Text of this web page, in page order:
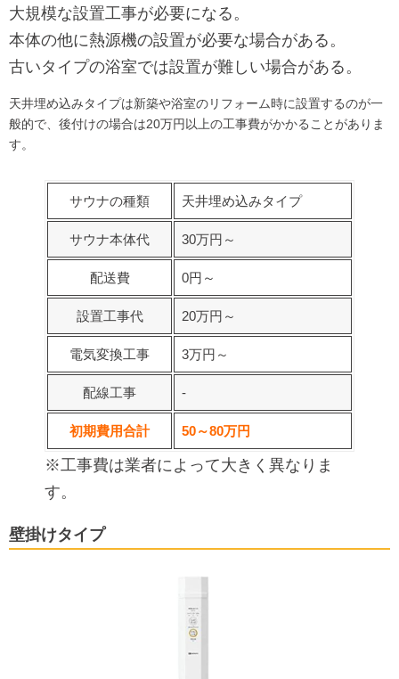
大規模な設置工事が必要になる。
本体の他に熱源機の設置が必要な場合がある。
古いタイプの浴室では設置が難しい場合がある。
天井埋め込みタイプは新築や浴室のリフォーム時に設置するのが一
般的で、後付けの場合は20万円以上の工事費がかかることがありま
す。
サウナの種類 天井埋め込みタイプ
サウナ本体代 30万円～
配送費 0円～
設置工事代 20万円～
電気変換工事 3万円～
配線工事 ‐
初期費用合計 50～80万円
※工事費は業者によって大きく異なりま
す。
壁掛けタイプ